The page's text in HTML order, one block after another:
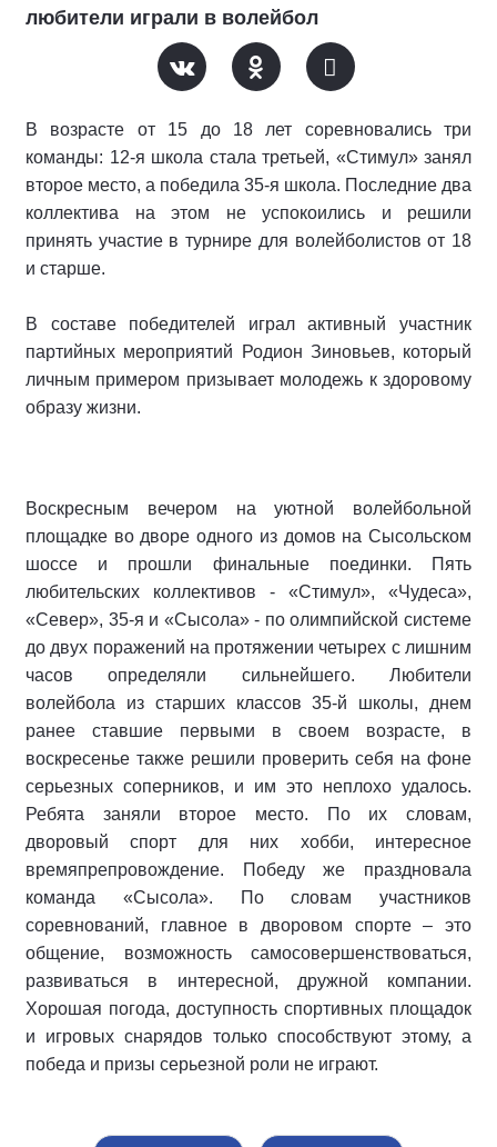
любители играли в волейбол
В возрасте от 15 до 18 лет соревновались три
команды: 12-я школа стала третьей, «Стимул» занял
второе место, а победила 35-я школа. Последние два
коллектива на этом не успокоились и решили
принять участие в турнире для волейболистов от 18
и старше.
В составе победителей играл активный участник
партийных мероприятий Родион Зиновьев, который
личным примером призывает молодежь к здоровому
образу жизни.
Воскресным вечером на уютной волейбольной
площадке во дворе одного из домов на Сысольском
шоссе и прошли финальные поединки. Пять
любительских коллективов - «Стимул», «Чудеса»,
«Север», 35-я и «Сысола» - по олимпийской системе
до двух поражений на протяжении четырех с лишним
часов определяли сильнейшего. Любители
волейбола из старших классов 35-й школы, днем
ранее ставшие первыми в своем возрасте, в
воскресенье также решили проверить себя на фоне
серьезных соперников, и им это неплохо удалось.
Ребята заняли второе место. По их словам,
дворовый спорт для них хобби, интересное
времяпрепровождение. Победу же праздновала
команда «Сысола». По словам участников
соревнований, главное в дворовом спорте – это
общение, возможность самосовершенствоваться,
развиваться в интересной, дружной компании.
Хорошая погода, доступность спортивных площадок
и игровых снарядов только способствуют этому, а
победа и призы серьезной роли не играют.